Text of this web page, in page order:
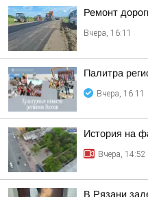
Ремонт
Вчера, 16:11
Палитра
Вчера, 16:11
История на
Вчера, 14:52
В Рязани